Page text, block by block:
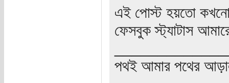
এই পোস্ট হয়তো
ফেসবুক স্ট্যাটাস
পথই আমার পথের